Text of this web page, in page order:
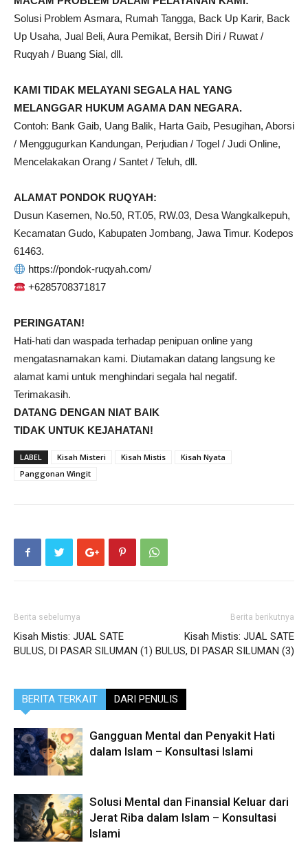
Solusi Problem Asmara, Rumah Tangga, Back Up Karir, Back
Up Usaha, Jual Beli, Aura Pemikat, Bersih Diri / Ruwat /
Ruqyah / Buang Sial, dll.
KAMI TIDAK MELAYANI SEGALA HAL YANG
MELANGGAR HUKUM AGAMA DAN NEGARA.
Contoh: Bank Gaib, Uang Balik, Harta Gaib, Pesugihan, Aborsi
/ Menggugurkan Kandungan, Perjudian / Togel / Judi Online,
Mencelakakan Orang / Santet / Teluh, dll.
ALAMAT PONDOK RUQYAH:
Dusun Kasemen, No.50, RT.05, RW.03, Desa Wangkalkepuh,
Kecamatan Gudo, Kabupaten Jombang, Jawa Timur. Kodepos
61463.
https://pondok-ruqyah.com/
+6285708371817
PERINGATAN!
Hati-hati dan waspada terhadap penipuan online yang
mengatasnamakan kami. Diutamakan datang langsung ke
alamat kami untuk menghindari segala hal negatif.
Terimakasih.
DATANG DENGAN NIAT BAIK
TIDAK UNTUK KEJAHATAN!
LABEL Kisah Misteri Kisah Mistis
Kisah Nyata
Panggonan Wingit
Berita sebelumya
Kisah Mistis: JUAL SATE
BULUS, DI PASAR SILUMAN (1)
Berita berikutnya
Kisah Mistis: JUAL SATE
BULUS, DI PASAR SILUMAN (3)
BERITA TERKAIT DARI PENULIS
Gangguan Mental dan Penyakit Hati
dalam Islam – Konsultasi Islami
Solusi Mental dan Finansial Keluar dari
Jerat Riba dalam Islam – Konsultasi
Islami